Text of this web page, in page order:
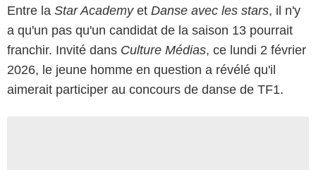
Entre la Star Academy et Danse avec les stars, il n'y
a qu'un pas qu'un candidat de la saison 13 pourrait
franchir. Invité dans Culture Médias, ce lundi 2 février
2026, le jeune homme en question a révélé qu'il
aimerait participer au concours de danse de TF1.